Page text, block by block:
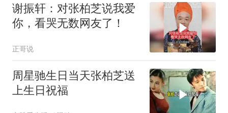
谢振轩：对张柏芝说我爱
你，看哭无数网友了！
正哥说
周星驰生日当天张柏芝送
上生日祝福